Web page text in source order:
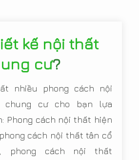
kế nội thất
cư?
nhiều phong cách nội
chung cư cho bạn lựa
Phong cách nội thất hiện
cách nội thất tân cổ
phong cách nội thất